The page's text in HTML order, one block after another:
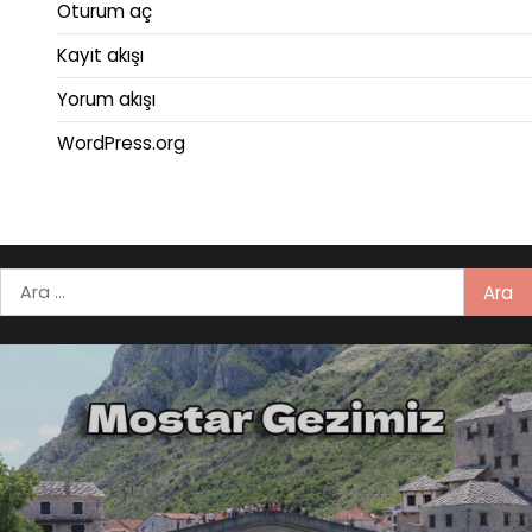
Oturum aç
Kayıt akışı
Yorum akışı
WordPress.org
Arama: